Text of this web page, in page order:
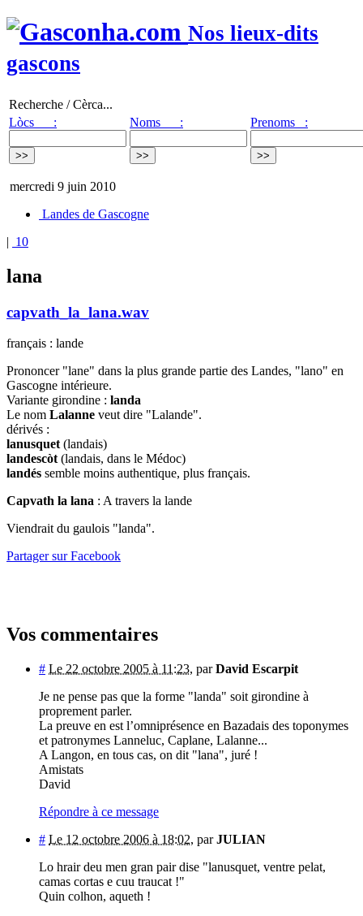
Nos lieux-dits
gascons
Recherche / Cèrca...
Lòcs :
Noms : Prenoms :
mercredi 9 juin 2010
Landes de Gascogne
| 10
lana
capvath_la_lana.wav
français : lande
Prononcer "lane" dans la plus grande partie des Landes, "lano" en
Gascogne intérieure.
Variante girondine : landa
Le nom Lalanne veut dire "Lalande".
dérivés :
lanusquet(landais)
landescòt(landais, dans le Médoc)
landés semble moins authentique, plus français.
Capvath la lana : A travers la lande
Viendrait du gaulois "landa".
Partager sur Facebook
Vos commentaires
# Le 22 octobre 2005 à 11:23, parDavid Escarpit
Je ne pense pas que la forme "landa" soit girondine à
proprement parler.
La preuve en est l’omniprésence en Bazadais des toponymes
et patronymes Lanneluc, Caplane, Lalanne...
A Langon, en tous cas, on dit "lana", juré !
Amistats
David
Répondre à ce message
# Le 12 octobre 2006 à 18:02, parJULIAN
Lo hrair deu men gran pair dise "lanusquet, ventre pelat,
camas cortas e cuu traucat !"
Quin colhon, aqueth !